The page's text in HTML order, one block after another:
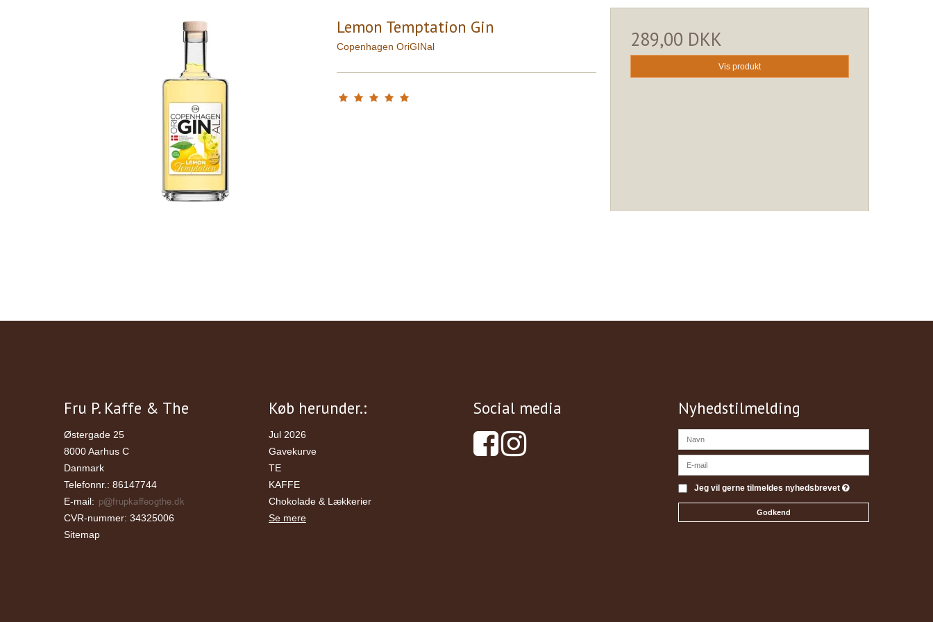
Lemon Temptation Gin
Copenhagen OriGINal 289,00 DKK
Vis produkt
Fru P. Kaffe & The
Østergade 25
8000 Aarhus C
Danmark
Telefonnr.: 86147744
E-mail:
CVR-nummer: 34325006
Sitemap
Køb herunder.:
Jul 2026
Gavekurve
TE
KAFFE
Chokolade & Lækkerier
Se mere
Social media Nyhedstilmelding
Jeg vil gerne tilmeldes nyhedsbrevet
Godkend